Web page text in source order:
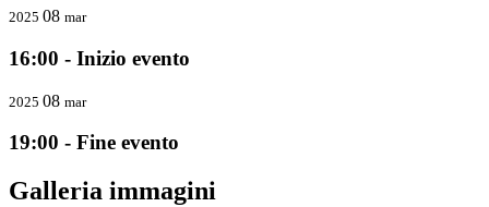
2025 08 mar
16:00 - Inizio evento
2025 08 mar
19:00 - Fine evento
Galleria immagini